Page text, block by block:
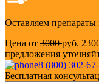
Оставляем препараты
Цена от 3000руб.
предложения
8 (800) 302-
Бесплатная